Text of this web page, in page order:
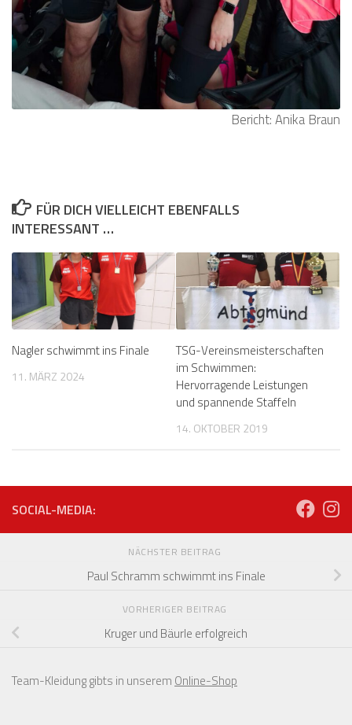
Bericht: Anika Braun
FÜR DICH VIELLEICHT EBENFALLS
INTERESSANT …
Nagler schwimmt ins Finale
11. MÄRZ 2024
TSG-Vereinsmeisterschaften
im Schwimmen:
Hervorragende Leistungen
und spannende Staffeln
14. OKTOBER 2019
SOCIAL-MEDIA:
NÄCHSTER BEITRAG
Paul Schramm schwimmt ins Finale
VORHERIGER BEITRAG
Kruger und Bäurle erfolgreich
Team-Kleidung gibts in unserem Online-Shop